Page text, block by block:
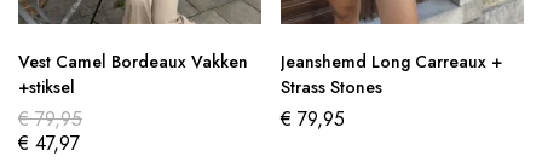
Vest Camel Bordeaux Vakken
+stiksel
€79,95
€ 47,97
Jeanshemd Long Carreaux +
Strass Stones
€ 79,95